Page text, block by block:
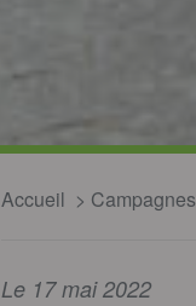
Accueil Campagnes
Le 17 mai 2022